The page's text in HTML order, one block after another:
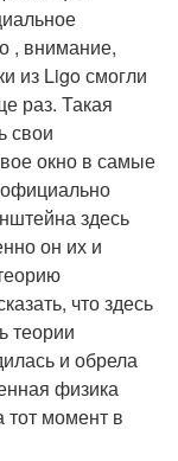
, внимание,
из Ligo смогли
раз. Такая
свои
окно в самые
здесь
он их и
что здесь
теории
и обрела
физика
момент в